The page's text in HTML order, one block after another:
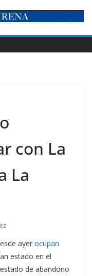
con La
La
ayer ocupan
estado en el
de abandono